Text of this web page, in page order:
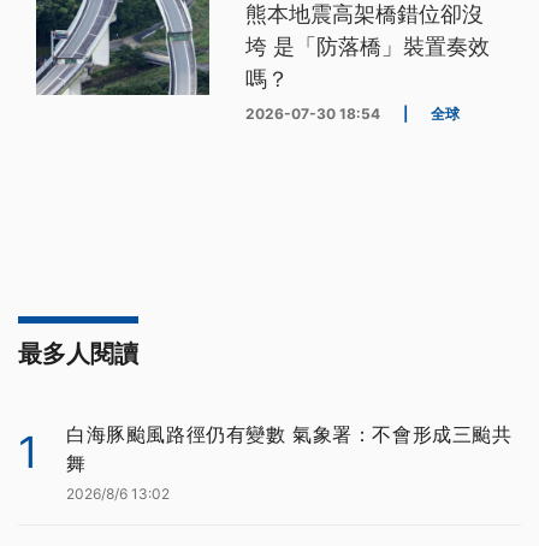
熊本地震高架橋錯位卻沒
垮 是「防落橋」裝置奏效
嗎？
2026-07-30 18:54 全球
最多人閱讀
1
白海豚颱風路徑仍有變數 氣象署：不會形成三颱共
舞
2026/8/6 13:02